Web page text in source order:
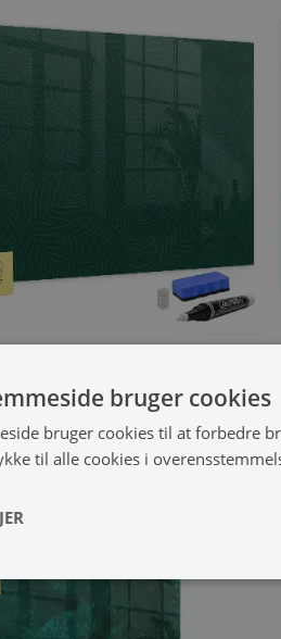
60x40 cm 499.99 kr.
bruger cookies
bruger cookies til at forbedre
til alle cookies i